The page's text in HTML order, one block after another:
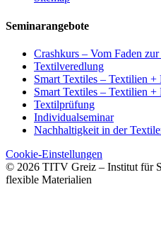
Seminarangebote
Crashkurs – Vom Faden
Textilveredlung
Smart Textiles – Textilien
Smart Textiles – Textilien
Textilprüfung
Individualseminar
Nachhaltigkeit in der
Cookie-Einstellungen
© 2026 TITV Greiz – Institut für
flexible Materialien